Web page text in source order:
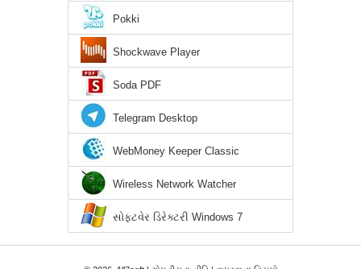
Pokki
Shockwave Player
Soda PDF
Telegram Desktop
WebMoney Keeper Classic
Wireless Network Watcher
સોફ્ટવેર ડિરેક્ટરી Windows 7